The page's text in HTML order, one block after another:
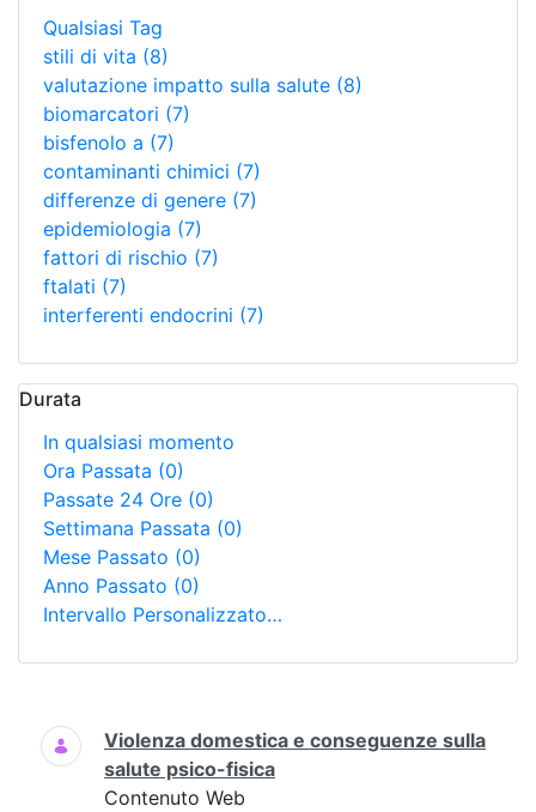
Qualsiasi Tag
stili di vita (8)
valutazione impatto sulla salute (8)
biomarcatori (7)
bisfenolo a (7)
contaminanti chimici (7)
differenze di genere (7)
epidemiologia (7)
fattori di rischio (7)
ftalati (7)
interferenti endocrini (7)
Durata
In qualsiasi momento
Ora Passata (0)
Passate 24 Ore (0)
Settimana Passata (0)
Mese Passato (0)
Anno Passato (0)
Intervallo Personalizzato…
Ricerca
Violenza domestica e conseguenze sulla
salute psico-fisica
Contenuto Web